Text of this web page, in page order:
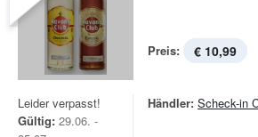
Preis: € 10,99
Leider verpasst!
Gültig: 29.06. -
Händler: Scheck-in